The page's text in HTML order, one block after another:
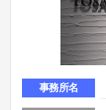
事務所名